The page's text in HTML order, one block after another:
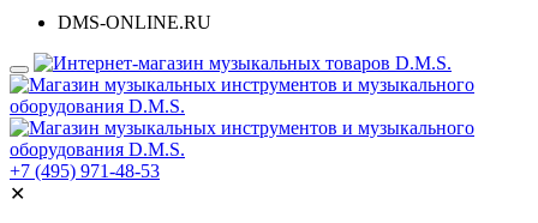
DMS-ONLINE.RU
+7 (495) 971-48-53
✕